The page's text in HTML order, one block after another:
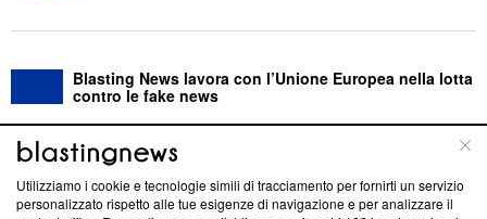
Blasting News lavora con l’Unione Europea nella lotta
contro le fake news
ABOUT LINEA EDITORIALE
Questa sezione offre informazioni trasparenti su Blasting
Utilizziamo i cookie e tecnologie simili di tracciamento per fornirti un servizio
personalizzato rispetto alle tue esigenze di navigazione e per analizzare il